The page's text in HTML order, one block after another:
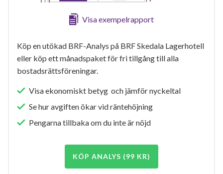
Visa exempelrapport
Köp en utökad BRF-Analys på BRF Skedala Lagerhotell
eller köp ett månadspaket för fri tillgång till alla
bostadsrättsföreningar.
Visa ekonomiskt betyg och jämför nyckeltal
Se hur avgiften ökar vid räntehöjning
Pengarna tillbaka om du inte är nöjd
KÖP ANALYS (99 KR)